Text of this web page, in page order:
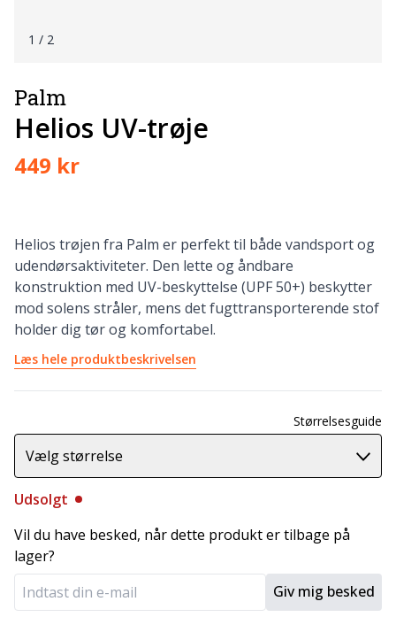
1 / 2
Palm
Helios UV-trøje
449 kr
Helios trøjen fra Palm er perfekt til både vandsport og
udendørsaktiviteter. Den lette og åndbare
konstruktion med UV-beskyttelse (UPF 50+) beskytter
mod solens stråler, mens det fugttransporterende stof
holder dig tør og komfortabel.
Læs hele produktbeskrivelsen
Størrelsesguide
Vælg størrelse
Udsolgt
Vil du have besked, når dette produkt er tilbage på
lager?
Giv mig besked